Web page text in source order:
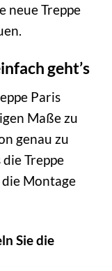
neue Treppe
geht’s
Paris
Maße zu
genau zu
die Treppe
Montage
Sie die